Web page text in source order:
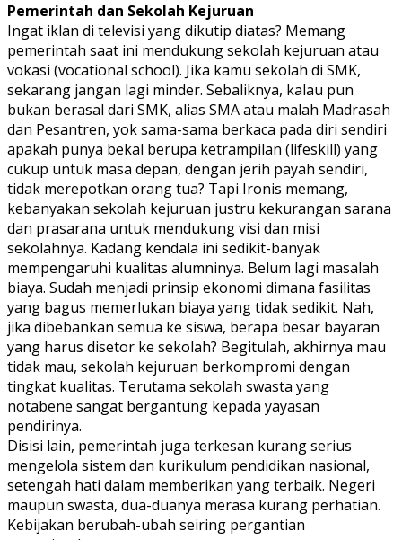
Pemerintah dan Sekolah Kejuruan
Ingat iklan di televisi yang dikutip diatas? Memang
pemerintah saat ini mendukung sekolah kejuruan atau
vokasi (vocational school). Jika kamu sekolah di SMK,
sekarang jangan lagi minder. Sebaliknya, kalau pun
bukan berasal dari SMK, alias SMA atau malah Madrasah
dan Pesantren, yok sama-sama berkaca pada diri sendiri
apakah punya bekal berupa ketrampilan (lifeskill) yang
cukup untuk masa depan, dengan jerih payah sendiri,
tidak merepotkan orang tua? Tapi Ironis memang,
kebanyakan sekolah kejuruan justru kekurangan sarana
dan prasarana untuk mendukung visi dan misi
sekolahnya. Kadang kendala ini sedikit-banyak
mempengaruhi kualitas alumninya. Belum lagi masalah
biaya. Sudah menjadi prinsip ekonomi dimana fasilitas
yang bagus memerlukan biaya yang tidak sedikit. Nah,
jika dibebankan semua ke siswa, berapa besar bayaran
yang harus disetor ke sekolah? Begitulah, akhirnya mau
tidak mau, sekolah kejuruan berkompromi dengan
tingkat kualitas. Terutama sekolah swasta yang
notabene sangat bergantung kepada yayasan
pendirinya.
Disisi lain, pemerintah juga terkesan kurang serius
mengelola sistem dan kurikulum pendidikan nasional,
setengah hati dalam memberikan yang terbaik. Negeri
maupun swasta, dua-duanya merasa kurang perhatian.
Kebijakan berubah-ubah seiring pergantian